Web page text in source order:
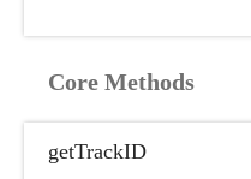
Core Methods
getTrackID